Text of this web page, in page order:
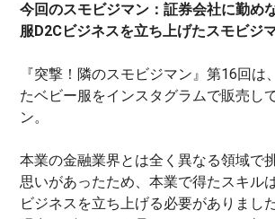
今回のスモビジマン：証券会社に勤め
服D2Cビジネスを立ち上げたスモビジ
『突撃！隣のスモビジマン』第16回は
たベビー服をインスタグラムで販売し
ン。
本業の金融業界とは全く異なる領域で
思いがあったため、本業で得たスキル
ビジネスを立ち上げる必要がありました